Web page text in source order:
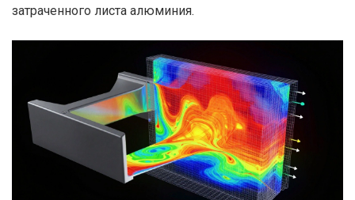
затраченного листа алюминия.